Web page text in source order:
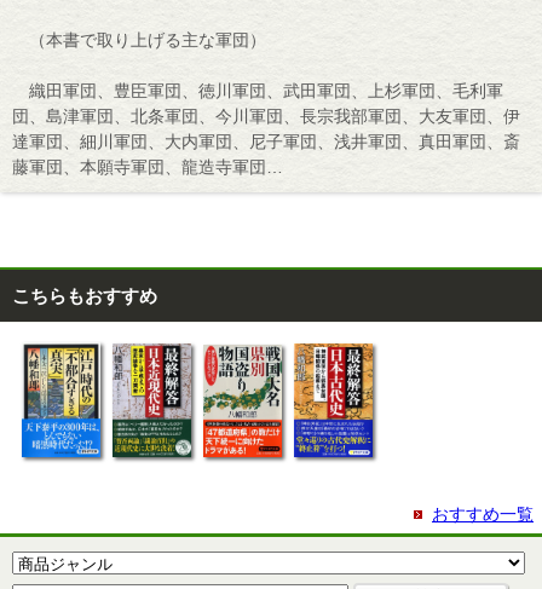
（本書で取り上げる主な軍団）
織田軍団、豊臣軍団、徳川軍団、武田軍団、上杉軍団、毛利軍
団、島津軍団、北条軍団、今川軍団、長宗我部軍団、大友軍団、伊
達軍団、細川軍団、大内軍団、尼子軍団、浅井軍団、真田軍団、斎
藤軍団、本願寺軍団、龍造寺軍団…
こちらもおすすめ
おすすめ一覧